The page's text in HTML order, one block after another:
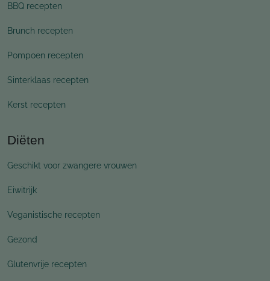
BBQ recepten
Brunch recepten
Pompoen recepten
Sinterklaas recepten
Kerst recepten
Diëten
Geschikt voor zwangere vrouwen
Eiwitrijk
Veganistische recepten
Gezond
Glutenvrije recepten